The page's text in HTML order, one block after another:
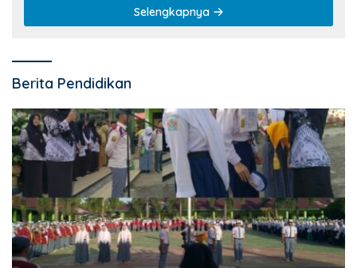
Selengkapnya
Berita Pendidikan